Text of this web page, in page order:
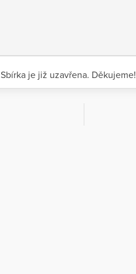
Sbírka je již uzavřena. Děkujeme!